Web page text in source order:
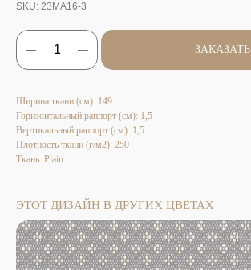
SKU: 23MA16-3
ЗАКАЗАТЬ
Ширина ткани (см): 149
Горизонтальный раппорт (см): 1,5
Вертикальный раппорт (см): 1,5
Плотность ткани (г/м2): 250
Ткань: Plain
ЭТОТ ДИЗАЙН В ДРУГИХ ЦВЕТАХ